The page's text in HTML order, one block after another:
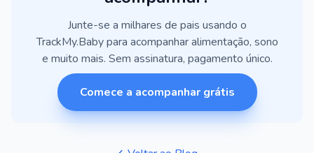
Junte-se a milhares de pais usando o
TrackMy.Baby para acompanhar alimentação, sono
e muito mais. Sem assinatura, pagamento único.
Comece a acompanhar grátis